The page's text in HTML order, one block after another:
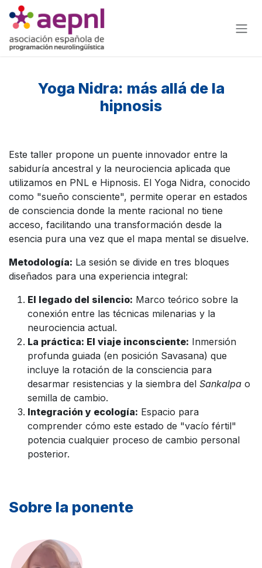
Ir al contenido
Yoga Nidra: más allá de la
hipnosis
Este taller propone un puente innovador entre la
sabiduría ancestral y la neurociencia aplicada que
utilizamos en PNL e Hipnosis. El Yoga Nidra, conocido
como "sueño consciente", permite operar en estados
de consciencia donde la mente racional no tiene
acceso, facilitando una transformación desde la
esencia pura una vez que el mapa mental se disuelve.
Metodología: La sesión se divide en tres bloques
diseñados para una experiencia integral:
El legado del silencio: Marco teórico sobre la
conexión entre las técnicas milenarias y la
neurociencia actual.
La práctica: El viaje inconsciente: Inmersión
profunda guiada (en posición Savasana) que
incluye la rotación de la consciencia para
desarmar resistencias y la siembra del Sankalpa o
semilla de cambio.
Integración y ecología: Espacio para
comprender cómo este estado de "vacío fértil"
potencia cualquier proceso de cambio personal
posterior.
Sobre la ponente